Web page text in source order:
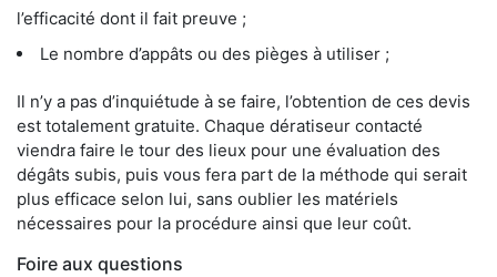
l’efficacité dont il fait preuve ;
Le nombre d’appâts ou des pièges à utiliser ;
Il n’y a pas d’inquiétude à se faire, l’obtention de ces devis
est totalement gratuite. Chaque dératiseur contacté
viendra faire le tour des lieux pour une évaluation des
dégâts subis, puis vous fera part de la méthode qui serait
plus efficace selon lui, sans oublier les matériels
nécessaires pour la procédure ainsi que leur coût.
Foire aux questions